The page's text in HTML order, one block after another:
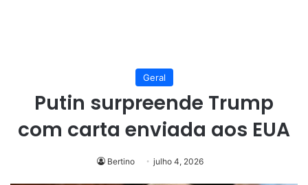
Geral
Putin surpreende Trump
com carta enviada aos EUA
Bertino julho 4, 2026